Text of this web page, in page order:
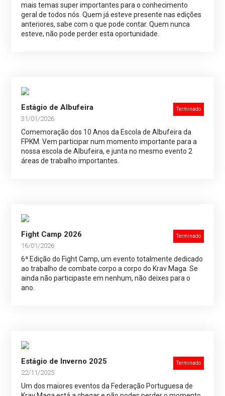
mais temas super importantes para o conhecimento
geral de todos nós. Quem já esteve presente nas edições
anteriores, sabe com o que pode contar. Quem nunca
esteve, não pode perder esta oportunidade.
Terminado
Estágio de Albufeira
31/01/2026
Comemoração dos 10 Anos da Escola de Albufeira da
FPKM. Vem participar num momento importante para a
nossa escola de Albufeira, e junta no mesmo evento 2
áreas de trabalho importantes.
Terminado
Fight Camp 2026
16/01/2026
6ª Edição do Fight Camp, um evento totalmente dedicado
ao trabalho de combate corpo a corpo do Krav Maga. Se
ainda não participaste em nenhum, não deixes para o
ano.
Terminado
Estágio de Inverno 2025
22/11/2025
Um dos maiores eventos da Federação Portuguesa de